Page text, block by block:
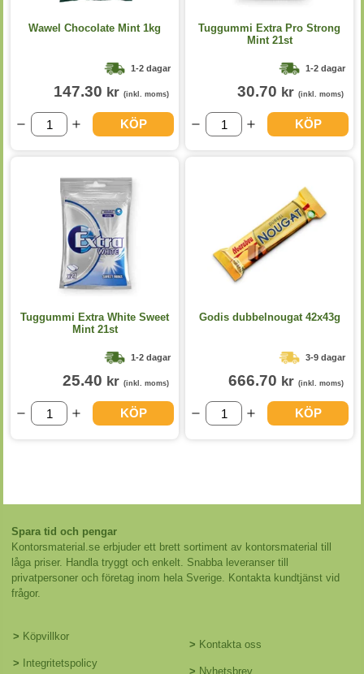
Wawel Chocolate Mint 1kg
1-2 dagar
147.30 kr (inkl. moms)
KÖP
Tuggummi Extra Pro Strong
Mint 21st
1-2 dagar
30.70 kr (inkl. moms)
KÖP
Tuggummi Extra White Sweet
Mint 21st
1-2 dagar
25.40 kr (inkl. moms)
KÖP
Godis dubbelnougat 42x43g
3-9 dagar
666.70 kr (inkl. moms)
KÖP
Spara tid och pengar
Kontorsmaterial.se erbjuder ett brett sortiment av kontorsmaterial till
låga priser. Handla tryggt och enkelt. Snabba leveranser till
privatpersoner och företag inom hela Sverige. Kontakta kundtjänst vid
frågor.
> Köpvillkor
> Integritetspolicy
> Kontakta oss
> Nyhetsbrev